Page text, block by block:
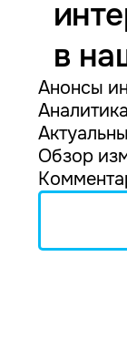
в
Анонсы
Обзор